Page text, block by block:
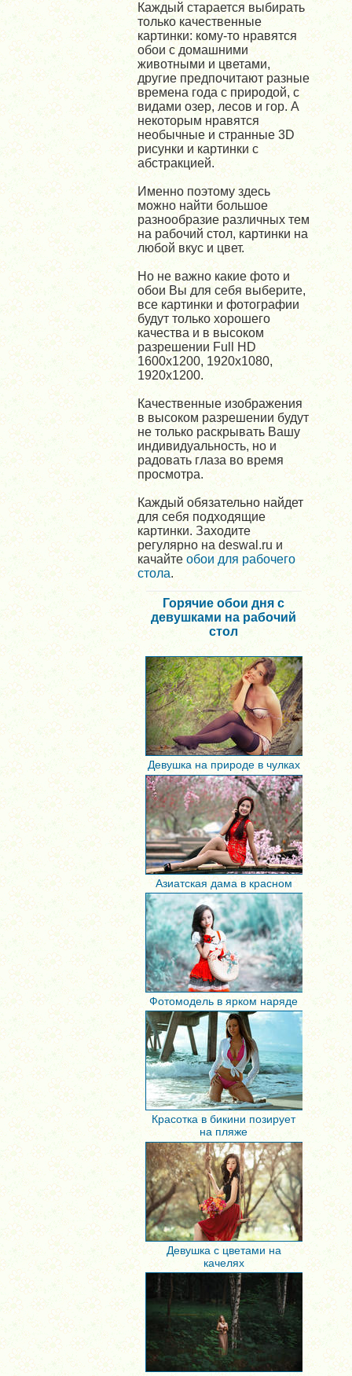
Каждый старается выбирать
только качественные
картинки: кому-то нравятся
обои с домашними
животными и цветами,
другие предпочитают разные
времена года с природой, с
видами озер, лесов и гор. А
некоторым нравятся
необычные и странные 3D
рисунки и картинки с
абстракцией.
Именно поэтому здесь
можно найти большое
разнообразие различных тем
на рабочий стол, картинки на
любой вкус и цвет.
Но не важно какие фото и
обои Вы для себя выберите,
все картинки и фотографии
будут только хорошего
качества и в высоком
разрешении Full HD
1600x1200, 1920x1080,
1920x1200.
Качественные изображения
в высоком разрешении будут
не только раскрывать Вашу
индивидуальность, но и
радовать глаза во время
просмотра.
Каждый обязательно найдет
для себя подходящие
картинки. Заходите
регулярно на deswal.ru и
качайте обои для рабочего
стола.
Горячие обои дня с
девушками на рабочий
стол
Девушка на природе в чулках
Азиатская дама в красном
Фотомодель в ярком наряде
Красотка в бикини позирует
на пляже
Девушка с цветами на
качелях